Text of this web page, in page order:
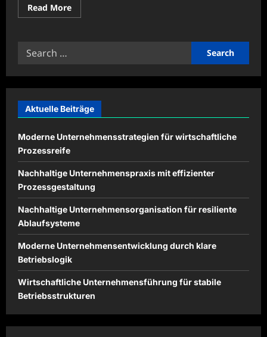
Read MoreRead
more
Search
Aktuelle Beiträge
Moderne Unternehmensstrategien für wirtschaftliche
Prozessreife
Nachhaltige Unternehmenspraxis mit effizienter
Prozessgestaltung
Nachhaltige Unternehmensorganisation für resiliente
Ablaufsysteme
Moderne Unternehmensentwicklung durch klare
Betriebslogik
Wirtschaftliche Unternehmensführung für stabile
Betriebsstrukturen